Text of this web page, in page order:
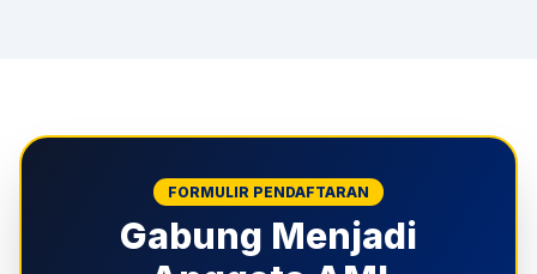
FORMULIR PENDAFTARAN
Gabung Menjadi